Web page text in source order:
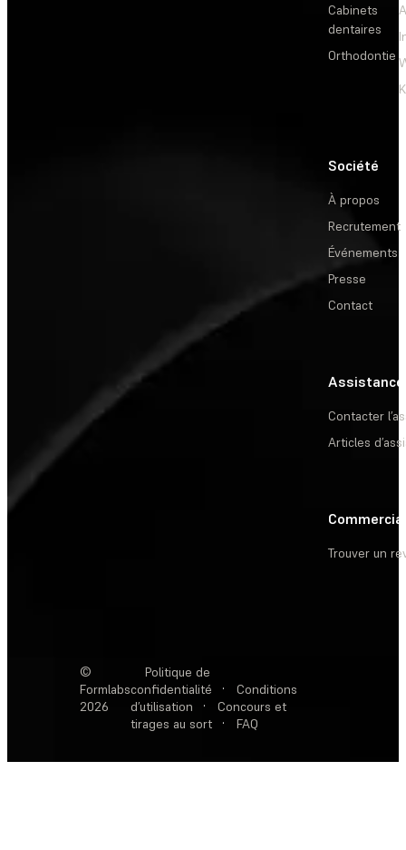
Cabinets
dentaires
Orthodontie
Société
À propos
Recrutement
Événements
Presse
Contact
Assistance
Contacter
Articles
Commercial
Trouver un
©
Formlabs
2026
Politique de
confidentialité
·
Conditions
d’utilisation
·
Concours et
tirages au sort
· FAQ